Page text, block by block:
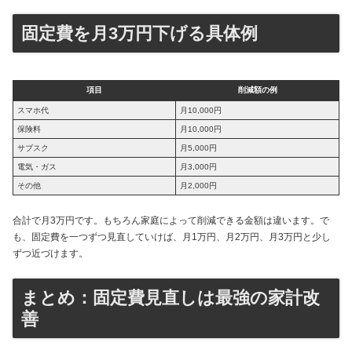
固定費を月3万円下げる具体例
項目 削減額の例
スマホ代 月10,000円
保険料 月10,000円
サブスク 月5,000円
電気・ガス 月3,000円
その他 月2,000円
合計で月3万円です。もちろん家庭によって削減できる金額は違います。で
も、固定費を一つずつ見直していけば、月1万円、月2万円、月3万円と少し
ずつ近づけます。
まとめ：固定費見直しは最強の家計改
善